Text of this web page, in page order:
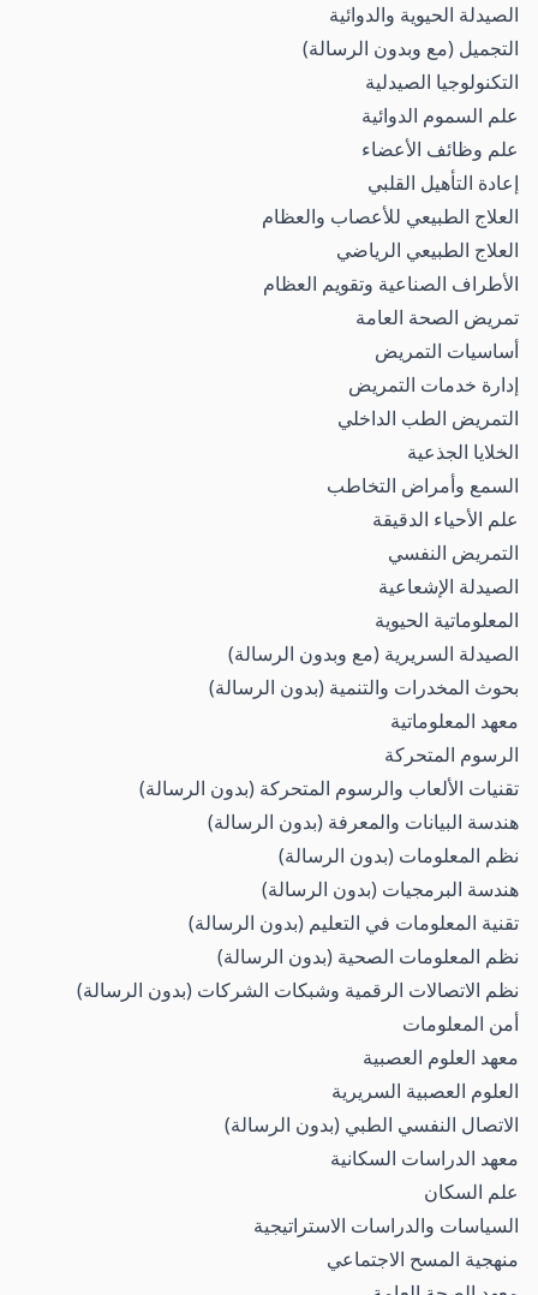
الصيدلة الحيوية والدوائية
التجميل (مع وبدون الرسالة)
التكنولوجيا الصيدلية
علم السموم الدوائية
علم وظائف الأعضاء
إعادة التأهيل القلبي
العلاج الطبيعي للأعصاب والعظام
العلاج الطبيعي الرياضي
الأطراف الصناعية وتقويم العظام
تمريض الصحة العامة
أساسيات التمريض
إدارة خدمات التمريض
التمريض الطب الداخلي
الخلايا الجذعية
السمع وأمراض التخاطب
علم الأحياء الدقيقة
التمريض النفسي
الصيدلة الإشعاعية
المعلوماتية الحيوية
الصيدلة السريرية (مع وبدون الرسالة)
بحوث المخدرات والتنمية (بدون الرسالة)
معهد المعلوماتية
الرسوم المتحركة
تقنيات الألعاب والرسوم المتحركة (بدون الرسالة)
هندسة البيانات والمعرفة (بدون الرسالة)
نظم المعلومات (بدون الرسالة)
هندسة البرمجيات (بدون الرسالة)
تقنية المعلومات في التعليم (بدون الرسالة)
نظم المعلومات الصحية (بدون الرسالة)
نظم الاتصالات الرقمية وشبكات الشركات (بدون الرسالة)
أمن المعلومات
معهد العلوم العصبية
العلوم العصبية السريرية
الاتصال النفسي الطبي (بدون الرسالة)
معهد الدراسات السكانية
علم السكان
السياسات والدراسات الاستراتيجية
منهجية المسح الاجتماعي